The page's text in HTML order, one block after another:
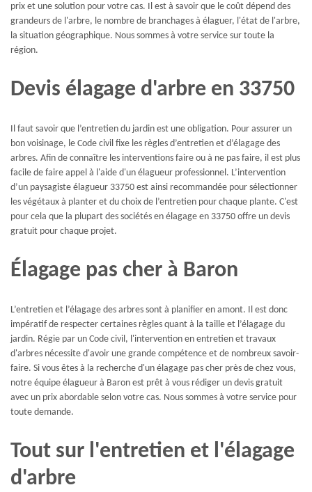
prix et une solution pour votre cas. Il est à savoir que le coût dépend des
grandeurs de l'arbre, le nombre de branchages à élaguer, l'état de l'arbre,
la situation géographique. Nous sommes à votre service sur toute la
région.
Devis élagage d'arbre en 33750
Il faut savoir que l’entretien du jardin est une obligation. Pour assurer un
bon voisinage, le Code civil fixe les règles d’entretien et d’élagage des
arbres. Afin de connaître les interventions faire ou à ne pas faire, il est plus
facile de faire appel à l'aide d'un élagueur professionnel. L’intervention
d’un paysagiste élagueur 33750 est ainsi recommandée pour sélectionner
les végétaux à planter et du choix de l’entretien pour chaque plante. C'est
pour cela que la plupart des sociétés en élagage en 33750 offre un devis
gratuit pour chaque projet.
Élagage pas cher à Baron
L’entretien et l’élagage des arbres sont à planifier en amont. Il est donc
impératif de respecter certaines règles quant à la taille et l’élagage du
jardin. Régie par un Code civil, l'intervention en entretien et travaux
d'arbres nécessite d'avoir une grande compétence et de nombreux savoir-
faire. Si vous êtes à la recherche d'un élagage pas cher près de chez vous,
notre équipe élagueur à Baron est prêt à vous rédiger un devis gratuit
avec un prix abordable selon votre cas. Nous sommes à votre service pour
toute demande.
Tout sur l'entretien et l'élagage
d'arbre